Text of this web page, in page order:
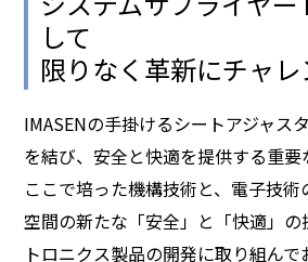
して
限りなく革新にチャレ
IMASENの手掛けるシートアジャス
を結び、安全と快適を提供する重要
ここで培った機構技術と、電子技
空間の新たな「安全」と「快適」
トロニクス製品の開発に取り組んで